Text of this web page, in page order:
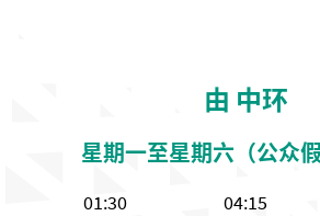
由 中环
星期一至星期六（公众假
01:30上午1:30，高速船
04:15上午